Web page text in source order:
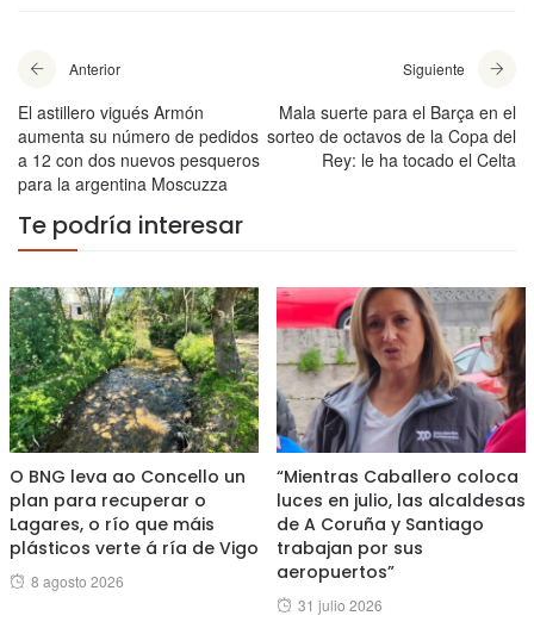
Anterior
El astillero vigués Armón
aumenta su número de pedidos
a 12 con dos nuevos pesqueros
para la argentina Moscuzza
Siguiente
Mala suerte para el Barça en el
sorteo de octavos de la Copa del
Rey: le ha tocado el Celta
Te podría interesar
O BNG leva ao Concello un
plan para recuperar o
Lagares, o río que máis
plásticos verte á ría de Vigo
Posted
8 agosto 2026
“Mientras Caballero coloca
luces en julio, las alcaldesas
de A Coruña y Santiago
trabajan por sus
aeropuertos”
Posted
31 julio 2026